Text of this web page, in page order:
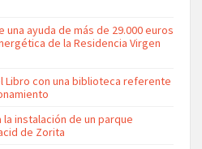
ayuda de más de 29.000 euros
de la Residencia Virgen
Libro con una biblioteca referente
instalación de un parque
de Zorita